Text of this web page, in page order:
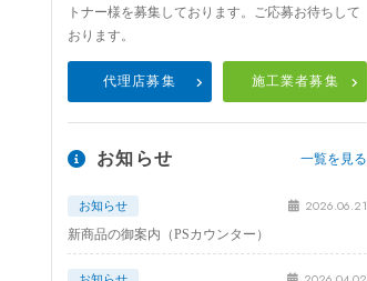
トナー様を募集しております。ご応募お待ちして
おります。
代理店募集 施工業者募集
お知らせ 一覧を見る
お知らせ 2026.06.21
新商品の御案内（PSカウンター）